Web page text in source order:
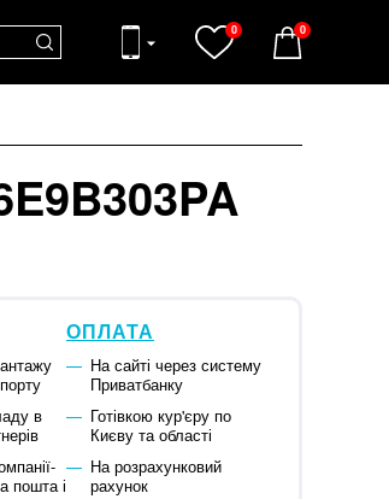
0 0
в
пошта і
ОПЛАТА
На сайті через систему
Приватбанку
Готівкою кур'єру по
Києву та області
На розрахунковий
рахунок